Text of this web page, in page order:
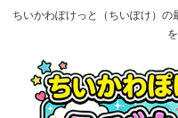
ちいかわぽけっと（ちいぽけ）の